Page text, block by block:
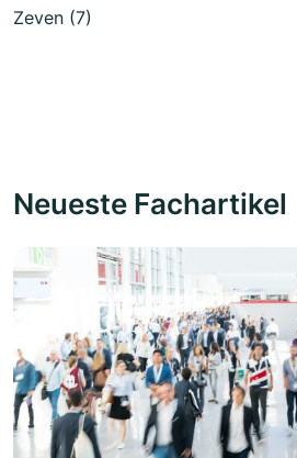
Zeven (7)
Neueste Fachartikel